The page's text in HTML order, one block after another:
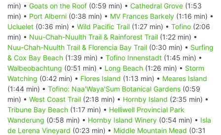
min) • Goats on the Roof (0:59 min) • Cathedral Grove (1:53
min) • Port Alberni (0:38 min) • MV Frances Barkely (1:16 min) •
Ucluelet (0:36 min) • Wild Pacific Trail (1:27 min) • Tofino (2:06
min) • Nuu-Chah-Nuulth Trail & Rainforest Trail (1:22 min) •
Nuu-Chah-Nuulth Trail & Florencia Bay Trail (0:30 min) • Surfing
& Cox Bay Beach (1:39 min) • Tofino Innenstadt (1:45 min) •
Walbeobachtung (0:51 min) • Long Beach (1:26 min) • Storm
Watching (0:42 min) • Flores Island (1:13 min) • Meares Island
(1:44 min) • Tofino: Naa'Waya'Sum Botanical Gardens (0:59
min) • West Coast Trail (2:18 min) • Hornby Island (2:35 min) •
Tribune Bay Beach (1:17 min) • Helliwell Provincial Park
Wanderung (0:58 min) • Hornby Island Winery (0:54 min) • Isla
de Lerena Vineyard (0:23 min) • Middle Mountain Mead (0:31